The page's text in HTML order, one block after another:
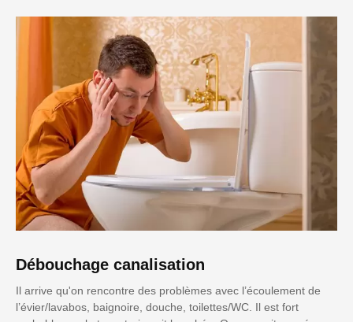
Débouchage canalisation
Il arrive qu'on rencontre des problèmes avec l’écoulement de
l’évier/lavabos, baignoire, douche, toilettes/WC. Il est fort